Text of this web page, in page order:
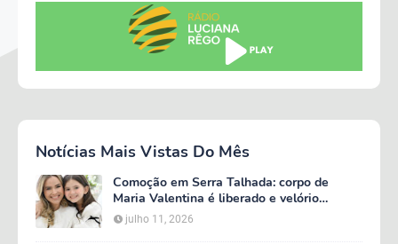
Notícias Mais Vistas Do Mês
Comoção em Serra Talhada: corpo de
Maria Valentina é liberado e velório
começa às 5h deste domingo
julho 11, 2026